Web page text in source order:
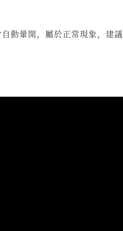
動暈開，屬於正常現象，建